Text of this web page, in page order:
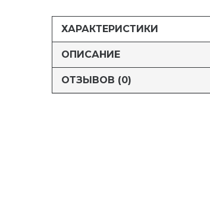
ХАРАКТЕРИСТИКИ
ОПИСАНИЕ
ОТЗЫВОВ (0)